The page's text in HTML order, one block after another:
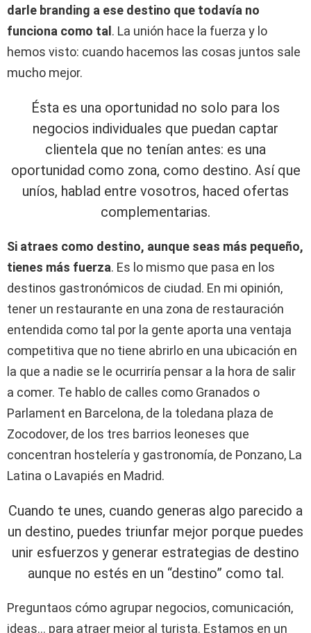
darle branding a ese destino que todavía no
funciona como tal. La unión hace la fuerza y lo
hemos visto: cuando hacemos las cosas juntos sale
mucho mejor.
Ésta es una oportunidad no solo para los
negocios individuales que puedan captar
clientela que no tenían antes: es una
oportunidad como zona, como destino. Así que
uníos, hablad entre vosotros, haced ofertas
complementarias.
Si atraes como destino, aunque seas más pequeño,
tienes más fuerza. Es lo mismo que pasa en los
destinos gastronómicos de ciudad. En mi opinión,
tener un restaurante en una zona de restauración
entendida como tal por la gente aporta una ventaja
competitiva que no tiene abrirlo en una ubicación en
la que a nadie se le ocurriría pensar a la hora de salir
a comer. Te hablo de calles como Granados o
Parlament en Barcelona, de la toledana plaza de
Zocodover, de los tres barrios leoneses que
concentran hostelería y gastronomía, de Ponzano, La
Latina o Lavapiés en Madrid.
Cuando te unes, cuando generas algo parecido a
un destino, puedes triunfar mejor porque puedes
unir esfuerzos y generar estrategias de destino
aunque no estés en un “destino” como tal.
Preguntaos cómo agrupar negocios, comunicación,
ideas… para atraer mejor al turista. Estamos en un